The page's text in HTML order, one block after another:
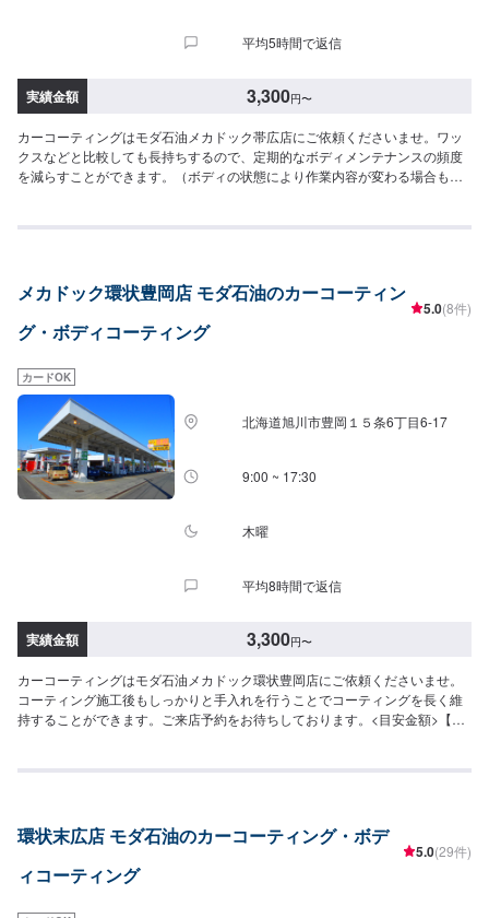
平均5時間で返信
実績金額 3,300円〜
カーコーティングはモダ石油メカドック帯広店にご依頼くださいませ。ワッ
クスなどと比較しても長持ちするので、定期的なボディメンテナンスの頻度
を減らすことができます。（ボディの状態により作業内容が変わる場合もあ
WAX14,300円～
メカドック環状豊岡店 モダ石油のカーコーティン
グ・ボディコーティング
5.0(8件)
カードOK
北海道旭川市豊岡１５条6丁目6-17
9:00 ~ 17:30
木曜
平均8時間で返信
実績金額 3,300円〜
カーコーティングはモダ石油メカドック環状豊岡店にご依頼くださいませ。
コーティング施工後もしっかりと手入れを行うことでコーティングを長く維
持することができます。ご来店予約をお待ちしております。<目安金額>【軽
環状末広店 モダ石油のカーコーティング・ボデ
ィコーティング
5.0(29件)